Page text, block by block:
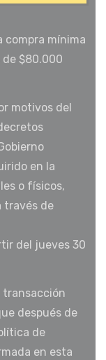
compra mínima
de $80.000
motivos del
en la
o físicos,
través de
del jueves 30
transacción
después de
de
en esta